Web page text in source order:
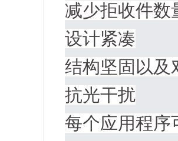
减少拒收件数
设计紧凑
结构坚固以及
抗光干扰
每个应用程序